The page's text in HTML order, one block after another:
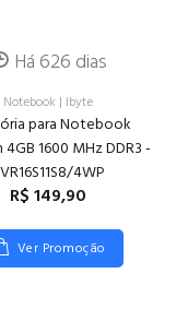
Há 626 dias
Notebook | Ibyte
para Notebook
1600 MHz DDR3 -
4WP
R$ 149,90
Ver Promoção